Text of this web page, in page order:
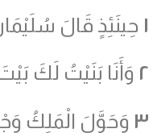
١ حِينَئِذٍ قَالَ
٢ وَأَنَا بَنَيْتُ لَكَ
٣ وَحَوَّلَ الْمَلِكُ